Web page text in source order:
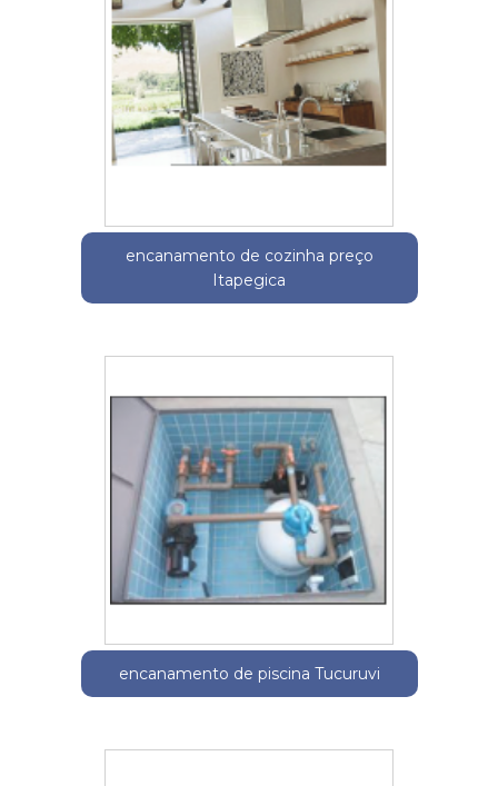
encanamento de cozinha preço
Itapegica
encanamento de piscina Tucuruvi